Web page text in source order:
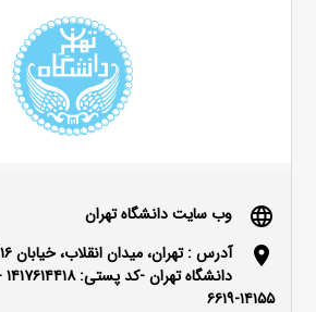
language وب سایت دانشگاه تهران
location_on
۱۴۱۵۵-۶۶۱۹